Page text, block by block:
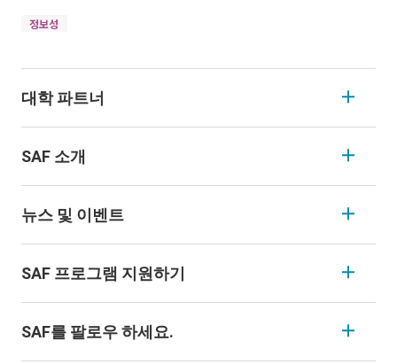
정보성
대학 파트너
SAF 소개
뉴스 및 이벤트
SAF 프로그램 지원하기
SAF를 팔로우 하세요.